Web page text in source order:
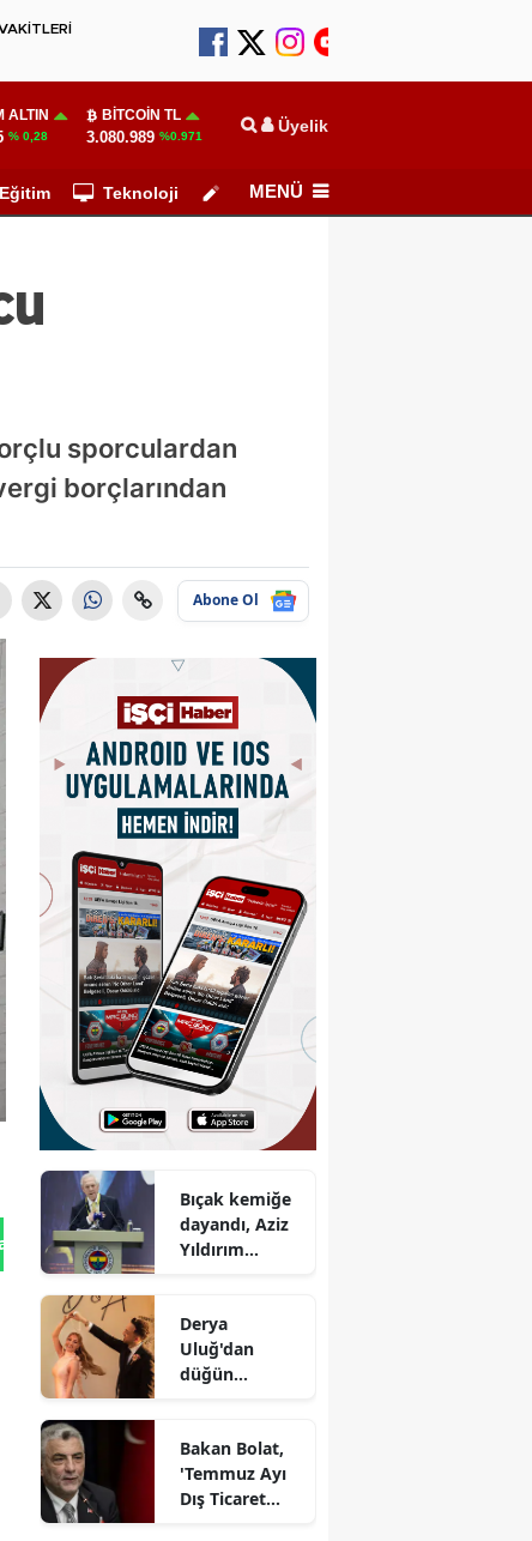
ALTIN
% 0,28
BITCOIN TL
3.080.989 %0.971 Üyelik
Eğitim Teknoloji Köşe Yazarları
MENÜ
sporculardan
borçlarından
Abone Ol
Gönder
Bıçak kemiğe
dayandı, Aziz
Yıldırım
Derya
Uluğ'dan
düğün
olarak
gireceğiz
Bakan Bolat,
'Temmuz Ayı
Dış Ticaret